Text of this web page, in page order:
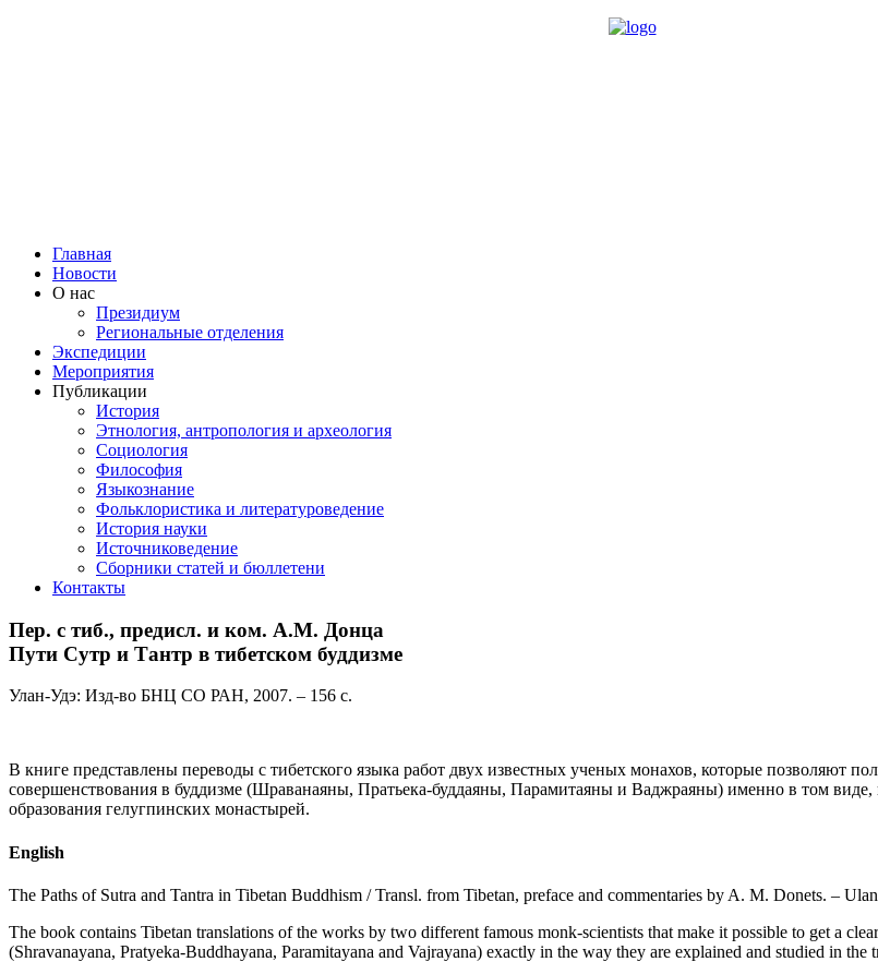
Главная
Новости
О нас
Президиум
Региональные отделения
Экспедиции
Мероприятия
Публикации
История
Этнология, антропология и археология
Социология
Философия
Языкознание
Фольклористика и литературоведение
История науки
Источниковедение
Cборники статей и бюллетени
Контакты
Пер. с тиб., предисл. и ком. А.М. Донца
Пути Сутр и Тантр в тибетском буддизме
Улан-Удэ: Изд-во БНЦ СО РАН, 2007. – 156 с.
В книге представлены переводы с тибетского языка работ двух известных ученых монахов, которые позволяют
совершенствования в буддизме (Шраванаяны, Пратьека-буддаяны, Парамитаяны и Ваджраяны) именно в том
образования гелугпинских монастырей.
English
The Paths of Sutra and Tantra in Tibetan Buddhism / Transl. from Tibetan, preface and commentaries by A. M. Donets. –
The book contains Tibetan translations of the works by two different famous monk-scientists that make it possible to get a
(Shravanayana, Pratyeka-Buddhayana, Paramitayana and Vajrayana) exactly in the way they are explained and studied in